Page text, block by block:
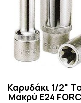
Καρυδάκι 1/2"
Μακρύ E24